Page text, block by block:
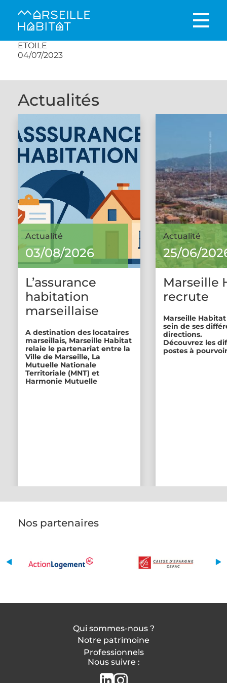
ETOILE
04/07/2023
Actualités
Actualité
03/08/2026
L’assurance
habitation
marseillaise
A destination des locataires
marseillais, Marseille Habitat
relaie le partenariat entre la
Ville de Marseille, La
Mutuelle Nationale
Territoriale (MNT) et
Harmonie Mutuelle
Actualité
25/06/
Marseille
recrute
Marseille
sein de ses
directions.
Découvrez les
postes à
Nos partenaires
Qui sommes-nous ?
Notre patrimoine
Professionnels
Nous suivre :